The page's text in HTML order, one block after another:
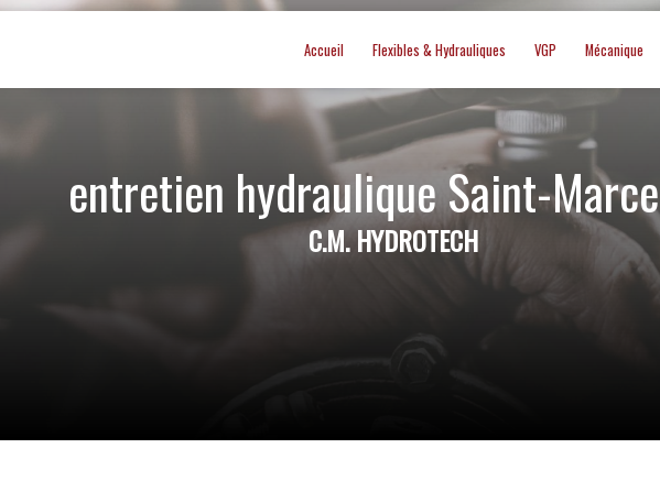
Accueil Flexibles & Hydrauliques VGP Mécanique
entretien hydraulique Saint-
C.M. HYDROTECH